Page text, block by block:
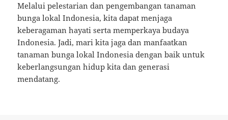
Melalui pelestarian dan pengembangan tanaman
bunga lokal Indonesia, kita dapat menjaga
keberagaman hayati serta memperkaya budaya
Indonesia. Jadi, mari kita jaga dan manfaatkan
tanaman bunga lokal Indonesia dengan baik untuk
keberlangsungan hidup kita dan generasi
mendatang.